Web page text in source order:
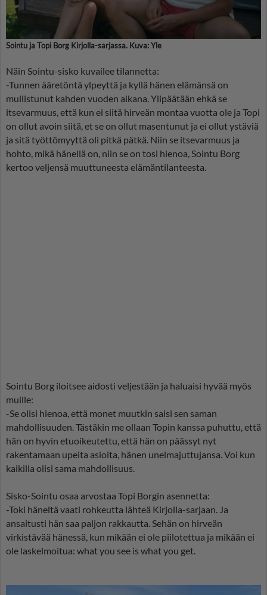
Sointu ja Topi Borg Kirjolla-sarjassa. Kuva: Yle
Näin Sointu-sisko kuvailee tilannetta:
-Tunnen ääretöntä ylpeyttä ja kyllä hänen elämänsä on
mullistunut kahden vuoden aikana. Ylipäätään ehkä se
itsevarmuus, että kun ei siitä hirveän montaa vuotta ole ja Topi
on ollut avoin siitä, et se on ollut masentunut ja ei ollut ystäviä
ja sitä työttömyyttä oli pitkä pätkä. Niin se itsevarmuus ja
hohto, mikä hänellä on, niin se on tosi hienoa, Sointu Borg
kertoo veljensä muuttuneesta elämäntilanteesta.
Sointu Borg iloitsee aidosti veljestään ja haluaisi hyvää myös
muille:
-Se olisi hienoa, että monet muutkin saisi sen saman
mahdollisuuden. Tästäkin me ollaan Topin kanssa puhuttu, että
hän on hyvin etuoikeutettu, että hän on päässyt nyt
rakentamaan upeita asioita, hänen unelmajuttujansa. Voi kun
kaikilla olisi sama mahdollisuus.
Sisko-Sointu osaa arvostaa Topi Borgin asennetta:
-Toki häneltä vaati rohkeutta lähteä Kirjolla-sarjaan. Ja
ansaitusti hän saa paljon rakkautta. Sehän on hirveän
virkistävää hänessä, kun mikään ei ole piilotettua ja mikään ei
ole laskelmoitua: what you see is what you get.